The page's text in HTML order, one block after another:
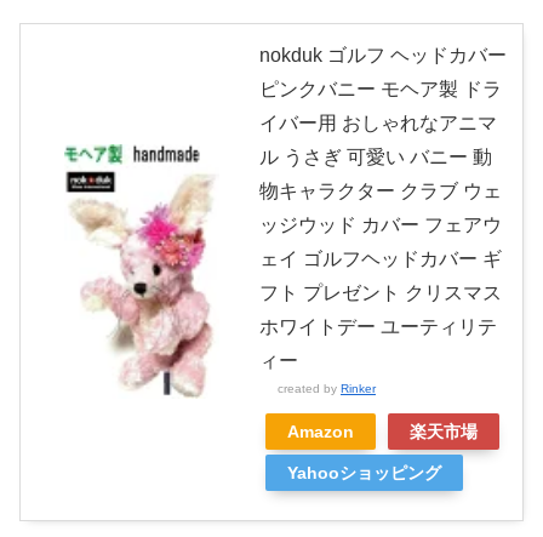
nokduk ゴルフ ヘッドカバー
ピンクバニー モヘア製 ドラ
イバー用 おしゃれなアニマ
ル うさぎ 可愛い バニー 動
物キャラクター クラブ ウェ
ッジウッド カバー フェアウ
ェイ ゴルフヘッドカバー ギ
フト プレゼント クリスマス
ホワイトデー ユーティリテ
ィー
created by Rinker
Amazon 楽天市場
Yahooショッピング